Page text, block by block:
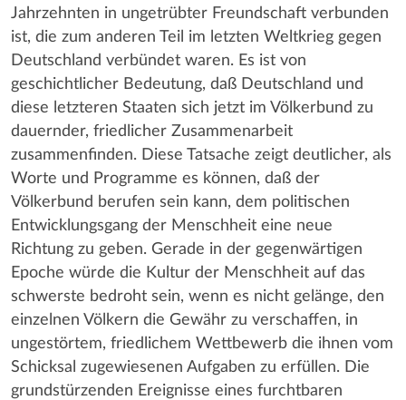
Jahrzehnten in ungetrübter Freundschaft verbunden
ist, die zum anderen Teil im letzten Weltkrieg gegen
Deutschland verbündet waren. Es ist von
geschichtlicher Bedeutung, daß Deutschland und
diese letzteren Staaten sich jetzt im Völkerbund zu
dauernder, friedlicher Zusammenarbeit
zusammenfinden. Diese Tatsache zeigt deutlicher, als
Worte und Programme es können, daß der
Völkerbund berufen sein kann, dem politischen
Entwicklungsgang der Menschheit eine neue
Richtung zu geben. Gerade in der gegenwärtigen
Epoche würde die Kultur der Menschheit auf das
schwerste bedroht sein, wenn es nicht gelänge, den
einzelnen Völkern die Gewähr zu verschaffen, in
ungestörtem, friedlichem Wettbewerb die ihnen vom
Schicksal zugewiesenen Aufgaben zu erfüllen. Die
grundstürzenden Ereignisse eines furchtbaren